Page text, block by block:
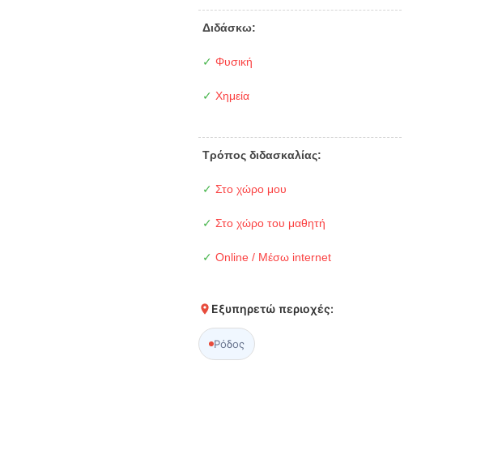
Διδάσκω:
✓ Φυσική
✓ Χημεία
Τρόπος διδασκαλίας:
✓ Στο χώρο μου
✓ Στο χώρο του μαθητή
✓ Online / Μέσω internet
Εξυπηρετώ περιοχές:
Ρόδος